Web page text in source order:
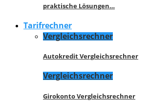
praktische Lösungen…
Tarifrechner
Vergleichsrechner
Autokredit Vergleichsrechner
Vergleichsrechner
Girokonto Vergleichsrechner